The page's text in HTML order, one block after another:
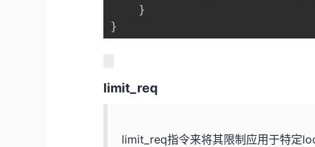
}
}
limit_req
limit_req指令来将其限制应用于特定